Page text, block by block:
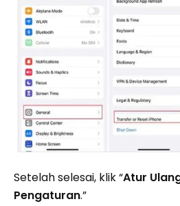
Setelah selesai, klik “Atur
Pengaturan.”